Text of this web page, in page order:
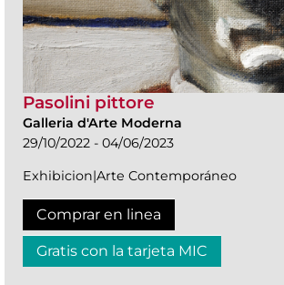
Pasolini pittore
Galleria d'Arte Moderna
29/10/2022 - 04/06/2023
Exhibicion|Arte Contemporáneo
Comprar en linea
Gratis con la tarjeta MIC